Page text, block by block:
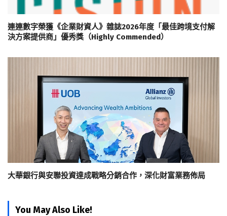
連連數字榮獲《企業財資人》雜誌2026年度「最佳跨境支付解
決方案提供商」優秀獎（Highly Commended）
大華銀行與安聯投資達成戰略分銷合作，深化財富業務佈局
You May Also Like!